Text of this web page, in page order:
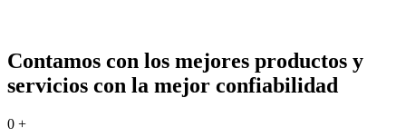
Contamos con los mejores productos y
servicios con la mejor confiabilidad
0 +